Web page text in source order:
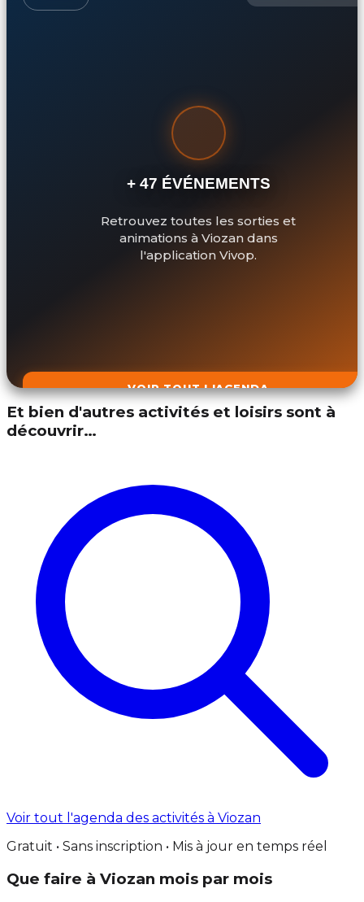
+ 47 ÉVÉNEMENTS
Retrouvez toutes les sorties et
animations à Viozan dans
l'application Vivop.
VOIR TOUT L'AGENDA
Et bien d'autres activités et loisirs sont à
découvrir…
Voir tout l'agenda des activités à Viozan
Gratuit • Sans inscription • Mis à jour en temps réel
Que faire à Viozan mois par mois